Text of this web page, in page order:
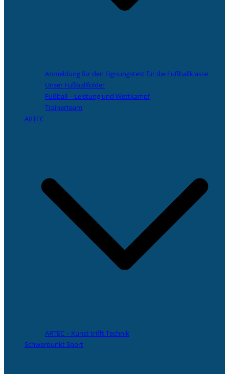
Anmeldung für den Eignungstest für die Fußballklasse
Unser Fußballfolder
Fußball – Leistung und Wettkampf
Trainerteam
ARTEC
ARTEC – Kunst trifft Technik
Schwerpunkt Sport